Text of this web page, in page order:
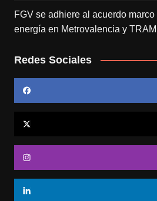
FGV se adhiere al acuerdo
energía en Metrovalencia y TRAM
Redes Sociales